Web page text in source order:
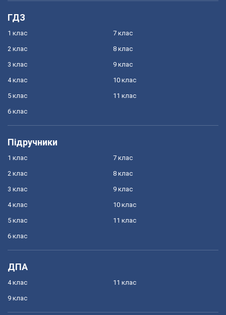
ГДЗ
1 клас
2 клас
3 клас
4 клас
5 клас
6 клас
7 клас
8 клас
9 клас
10 клас
11 клас
Підручники
1 клас
2 клас
3 клас
4 клас
5 клас
6 клас
7 клас
8 клас
9 клас
10 клас
11 клас
ДПА
4 клас
9 клас
11 клас